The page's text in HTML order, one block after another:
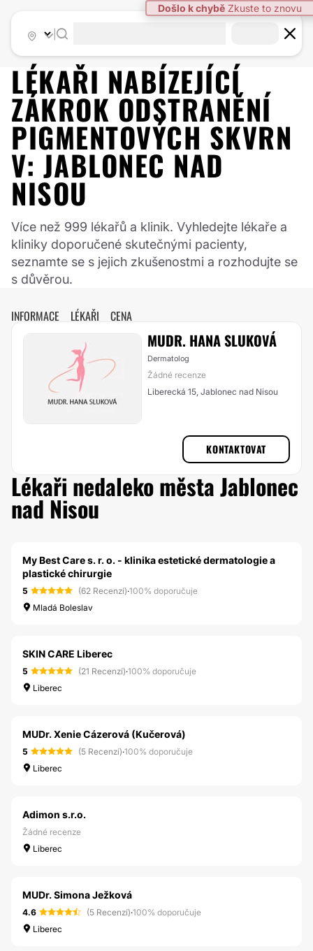
Došlo k chybě Zkuste to znovu
LÉKAŘI NABÍZEJÍCÍ
ZÁKROK ODSTRANĚNÍ
PIGMENTOVÝCH SKVRN
V: JABLONEC NAD
NISOU
Více než 999 lékařů a klinik. Vyhledejte lékaře a
kliniky doporučené skutečnými pacienty,
seznamte se s jejich zkušenostmi a rozhodujte se
s důvěrou.
INFORMACE LÉKAŘI CENA
MUDR. HANA SLUKOVÁ
Dermatolog
Žádné recenze
Liberecká 15, Jablonec nad Nisou
KONTAKTOVAT
Lékaři nedaleko města Jablonec
nad Nisou
My Best Care s. r. o. - klinika estetické dermatologie a
plastické chirurgie
5 (62 Recenzí)·100% doporučuje
Mladá Boleslav
SKIN CARE Liberec
5 (21 Recenzí)·100% doporučuje
Liberec
MUDr. Xenie Cázerová (Kučerová)
5 (5 Recenzí)·100% doporučuje
Liberec
Adimon s.r.o.
Žádné recenze
Liberec
MUDr. Simona Ježková
4.6 (5 Recenzí)·100% doporučuje
Liberec